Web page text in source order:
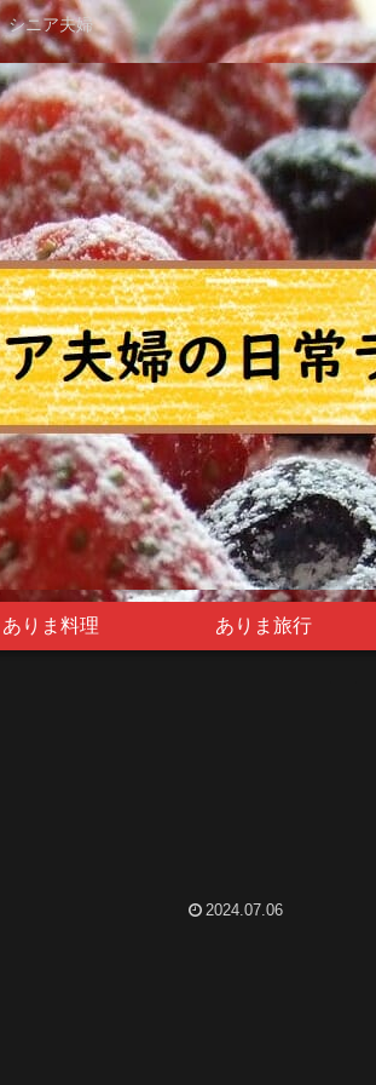
シニア夫婦
ありま料理 ありま旅行
2024.07.06